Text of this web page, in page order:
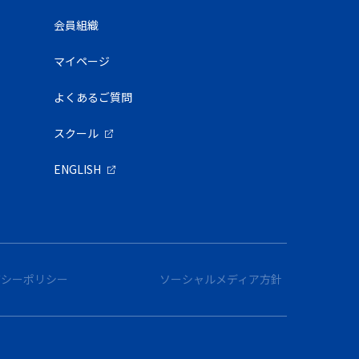
会員組織
マイページ
よくあるご質問
スクール
ENGLISH
ーポリシー ソーシャルメディア方針